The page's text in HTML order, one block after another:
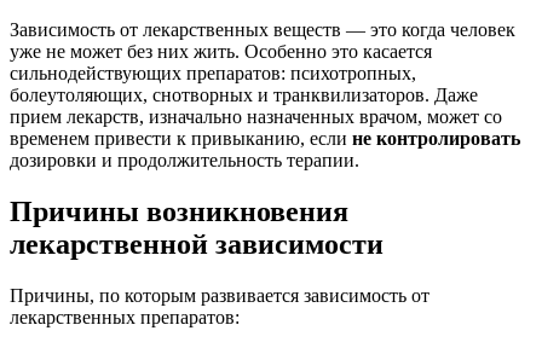
Зависимость от лекарственных веществ — это когда человек
уже не может без них жить. Особенно это касается
сильнодействующих препаратов: психотропных,
болеутоляющих, снотворных и транквилизаторов. Даже
прием лекарств, изначально назначенных врачом, может со
временем привести к привыканию, если не контролировать
дозировки и продолжительность терапии.
Причины возникновения
лекарственной зависимости
Причины, по которым развивается зависимость от
лекарственных препаратов: